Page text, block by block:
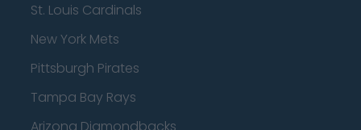
St. Louis Cardinals
New York Mets
Pittsburgh Pirates
Tampa Bay Rays